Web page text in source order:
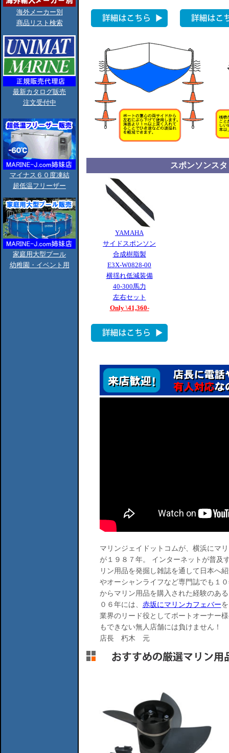
海外メーカー別
商品リスト検索
最新カタログ販売
注文受付中
マイナス６０度凍結
超低温フリーザー
家庭用大型プール
幼稚園・イベント用
スポンソンス
YAMAHA
サイドスポンソン
合成樹脂製
E3X-W0828-00
横揺れ低減装備
40-300馬力
左右セット
Only \41,360-
マリンジェイドットコムが、横浜にマ
が１９８７年。 インターネットが普及
リン用品を発掘し雑誌を通して日本へ
やオーシャンライフなど専門誌でも１
からマリン用品を購入された経験のあ
０６年には、 赤坂にマリンカフェバー
業界のリード役としてボートオーナー
もできない無人店舗には負けません！
店長 朽木 元